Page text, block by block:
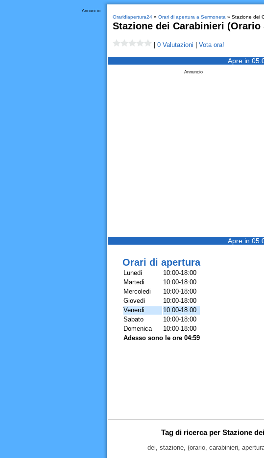
Annuncio
Oraridiapertura24» Orari di apertura a Sermoneta » Stazione dei
Stazione dei Carabinieri (Orario
0 Valutazioni Vota ora!
Apre in
Annuncio
Apre in
Orari di apertura
Lunedi
10:00-18:00
Martedi
10:00-18:00
Mercoledi
10:00-18:00
Giovedi
10:00-18:00
Venerdi
10:00-18:00
Sabato
10:00-18:00
Domenica
10:00-18:00
Adesso sono le ore 04:59
Tag di ricerca per Stazione
dei, stazione, (orario, carabinieri,